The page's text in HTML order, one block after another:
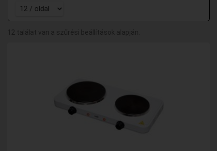
12 találat van a szűrési beállítások alapján.